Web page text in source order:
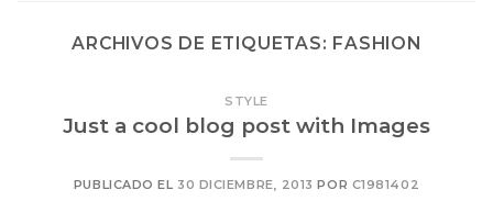
ARCHIVOS DE ETIQUETAS: FASHION
STYLE
Just a cool blog post with Images
PUBLICADO EL 30 DICIEMBRE, 2013 POR C1981402